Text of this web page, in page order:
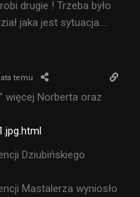
drugie ! Trzeba było
jaka jest sytuacja….
temu
więcej Norberta oraz
Dziubińskiego
Mastalerza wyniosło